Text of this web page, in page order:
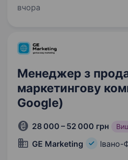
Івано-Франківськ на площі
вчора
Менеджер з
маркетингову
Google)
28 000 – 52 000 грн
GE Marketing Івано-